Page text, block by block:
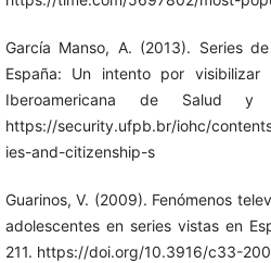
García Manso, A. (2013). Series
España: Un intento por visibilizar
Iberoamericana de Salud y
https://security.ufpb.br/iohc/
ies-and-citizenship-s
Guarinos, V. (2009). Fenómenos
adolescentes en series vistas en
211. https://doi.org/10.3916/c33-